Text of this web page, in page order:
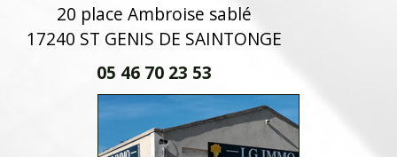
20 place Ambroise sablé
17240 ST GENIS DE SAINTONGE
05 46 70 23 53